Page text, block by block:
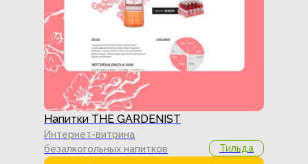
Напитки THE GARDENIST
Интернет-витрина
безалкогольных напитков
Тильда